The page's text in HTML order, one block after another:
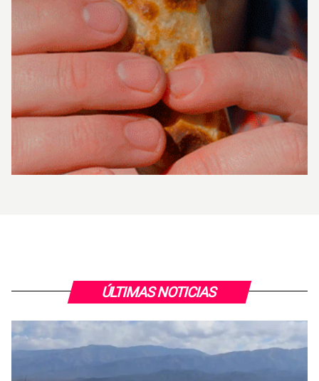
ÚLTIMAS NOTICIAS